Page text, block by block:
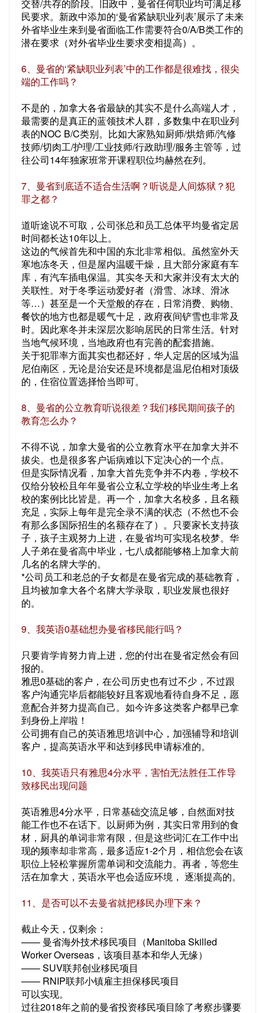
交替/共存的阶段。旧政中，曼省任何职业均可满足移
民要求。新政中添加的‘曼省紧缺职业列表’展示了未来
外省毕业生来到曼省面临工作需要符合0/A/B类工作的
潜在要求（对外省毕业生要求变相提高）。
6、曼省的‘紧缺职业列表’中的工作都是很难找，很尖
端的工作吗？
不是的，加拿大各省最缺的其实不是什么高端人才，
最需要的是真正的蓝领技术人群，多数集中在职业列
表的NOC B/C类别。比如大家熟知厨师/烘焙师/汽修
技师/切肉工/护理/工业技师/行政助理/服务主管等，过
往公司14年独家班常开课程职位均赫然在列。
7、曼省到底适不适合生活啊？听说是人间炼狱？犯
罪之都？
道听途说不可取，公司张总和员工总体平均曼省定居
时间都长达10年以上。
这边的气候首先和中国的东北非常相似。虽然室外天
寒地冻冬天，但是屋内温暖干燥，且大部分家庭有车
库，有汽车插电保温。其实冬天和大家并没有太大的
关联性。对于冬季运动爱好者（滑雪、冰球、滑冰
等…）甚至是一个天堂般的存在，日常消费、购物、
餐饮的地方也都是暖气十足，政府夜间铲雪也非常及
时。因此寒冬并未深层次影响居民的日常生活。针对
当地气候环境，当地政府也有完善的配套措施。
关于犯罪率方面其实也都还好，华人定居的区域为温
尼伯南区，无论是治安还是环境都是温尼伯相对顶级
的，住宿位置选择恰当即可。
8、曼省的公立教育听说很差？我们移民期间孩子的
教育怎么办？
不得不说，加拿大曼省的公立教育水平在加拿大并不
拔尖。也是很多客户诟病难以下定决心的一个点。
但是实际情况看，加拿大首先竞争并不内卷，学校不
仅给分较松且年年曼省公立私立学校的毕业生考上名
校的案例比比皆是。再一个，加拿大名校多，且名额
充足，实际上每年是完全录不满的状态（不然也不会
有那么多国际招生的名额存在了）。只要家长支持孩
子，孩子主观努力上进，在曼省均可实现名校梦。华
人子弟在曼省高中毕业，七八成都能够格上加拿大前
几名的名牌大学的。
*公司员工和老总的子女都是在曼省完成的基础教育，
且均被加拿大各个名牌大学录取，职业发展也很好
的。
9、我英语0基础想办曼省移民能行吗？
只要肯学肯努力肯上进，您的付出在曼省定然会有回
报的。
雅思0基础的客户，在公司历史也有过不少，不过跟
客户沟通完毕后都能较好且客观地看待自身不足，愿
意配合并努力提高自己。如今许多这类客户都早已拿
到身份上岸啦！
公司拥有自己的英语雅思培训中心，加强辅导和培训
客户，提高英语水平和达到移民申请标准的。
10、我英语只有雅思4分水平，害怕无法胜任工作导
致移民出现问题
英语雅思4分水平，日常基础交流足够，自然面对技
能工作也不在话下。以厨师为例，其实日常用到的食
材，厨具的单词非常有限，但是这些词汇在工作中出
现的频率却非常高，最多适应1-2个月，相信您会在该
职位上轻松掌握所需单词和交流能力。再者，等您生
活在加拿大，英语水平也会适应环境， 逐渐提高的。
11、是否可以不去曼省就把移民办理下来？
截止今天，仅剩余：
—— 曼省海外技术移民项目（Manitoba Skilled
Worker Overseas，该项目基本和华人无缘）
—— SUV联邦创业移民项目
—— RNIP联邦小镇雇主担保移民项目
可以实现。
过往2018年之前的曼省投资移民项目除了考察步骤要